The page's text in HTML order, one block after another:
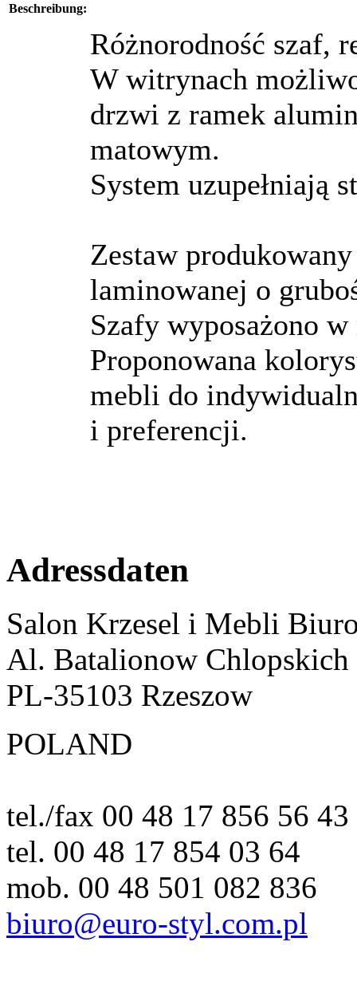
Beschreibung:
Różnorodność szaf,
W witrynach
drzwi z ramek
matowym.
System uzupełniają
Zestaw
laminowanej o
Szafy wyposażono
Proponowana
mebli do
i preferencji.
Adressdaten
Salon Krzesel i Mebli
Al. Batalionow
PL-35103 Rzeszow
POLAND
tel./fax 00 48 17 856 56 43
tel. 00 48 17 854 03 64
mob. 00 48 501 082 836
biuro@euro-styl.com.pl